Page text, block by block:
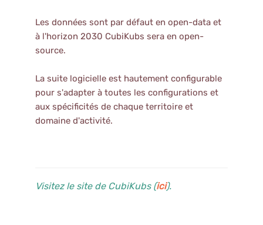
Les données sont par défaut en open-data et
à l'horizon 2030 CubiKubs sera en open-
source.
La suite logicielle est hautement configurable
pour s'adapter à toutes les configurations et
aux spécificités de chaque territoire et
domaine d'activité.
Visitez le site de CubiKubs (ici).